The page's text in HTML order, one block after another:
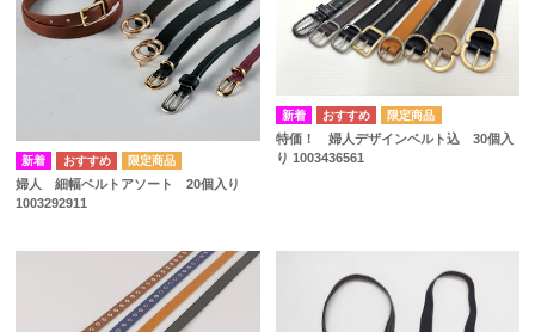
婦人 細幅ベルトアソート 20個入り
1003292911
特価！ 婦人デザインベルト込 30個入
り 1003436561